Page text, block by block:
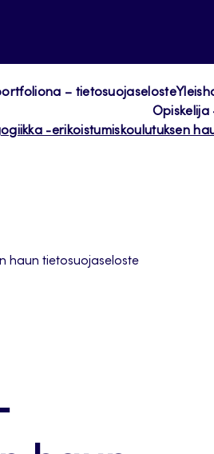
– tietosuojaseloste
Opiskelija
-erikoistumiskoulutuksen
haun tietosuojaseloste